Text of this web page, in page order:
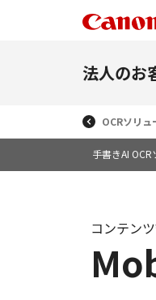
法人のお
OCRソリュ
手書きAI
コンテン